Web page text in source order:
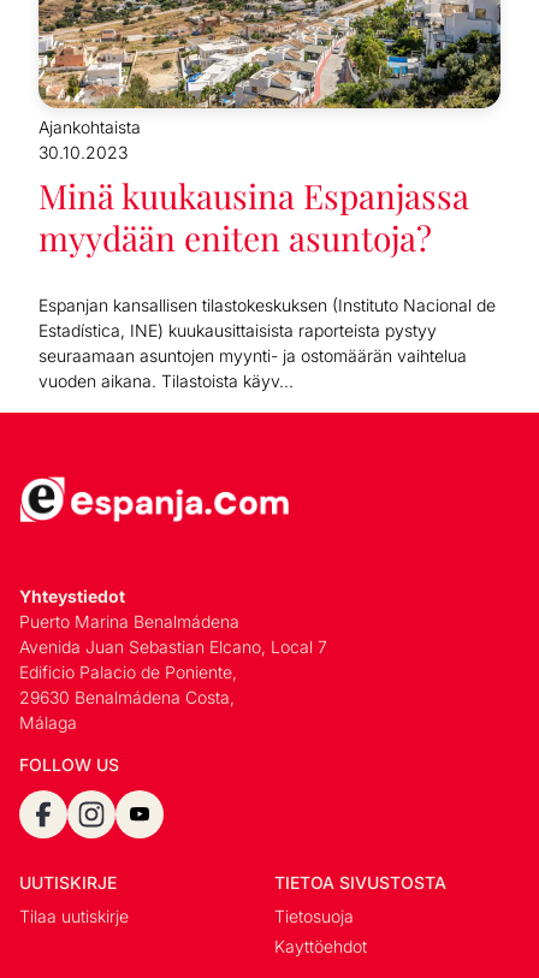
Ajankohtaista
30.10.2023
Minä kuukausina Espanjassa
myydään eniten asuntoja?
Espanjan kansallisen tilastokeskuksen (Instituto Nacional de
Estadística, INE) kuukausittaisista raporteista pystyy
seuraamaan asuntojen myynti- ja ostomäärän vaihtelua
vuoden aikana. Tilastoista käyv...
Yhteystiedot
Puerto Marina Benalmádena
Avenida Juan Sebastian Elcano, Local 7
Edificio Palacio de Poniente,
29630 Benalmádena Costa,
Málaga
FOLLOW US
UUTISKIRJE
Tilaa uutiskirje
TIETOA SIVUSTOSTA
Tietosuoja
Kayttöehdot